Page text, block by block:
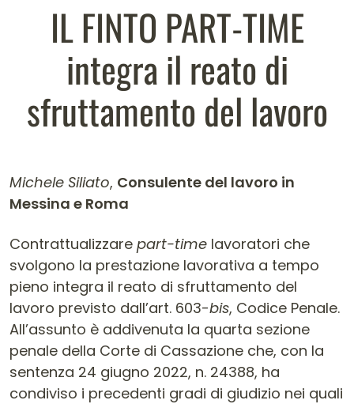
IL FINTO PART-TIME
integra il reato di
sfruttamento del lavoro
Michele Siliato, Consulente del lavoro in
Messina e Roma
Contenuto dell'articolo
Contrattualizzare part-time lavoratori che
svolgono la prestazione lavorativa a tempo
pieno integra il reato di sfruttamento del
lavoro previsto dall’art. 603-bis, Codice Penale.
All’assunto è addivenuta la quarta sezione
penale della Corte di Cassazione che, con la
sentenza 24 giugno 2022, n. 24388, ha
condiviso i precedenti gradi di giudizio nei quali